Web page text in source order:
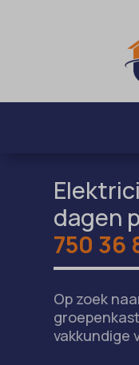
dagen
750 36
Op zoek
vakkundige